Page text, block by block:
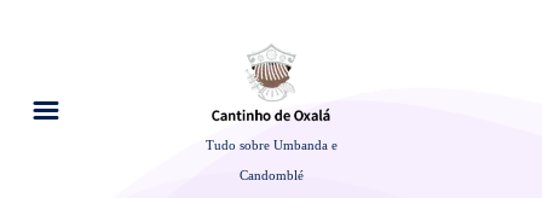
Tudo sobre Umbanda e
Candomblé